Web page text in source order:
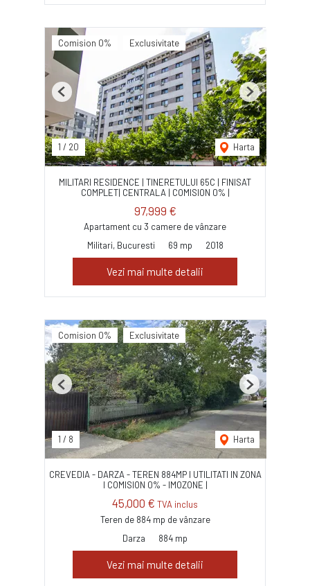
Comision 0% Exclusivitate
1 / 20 Harta
Previous Next
MILITARI RESIDENCE | TINERETULUI 65C | FINISAT
COMPLET| CENTRALA | COMISION 0% |
97,999 €
Apartament cu 3 camere de vânzare
Militari, Bucuresti
69 mp 2018
Vezi mai multe detalii
Comision 0% Exclusivitate
1 / 8 Harta
Previous Next
CREVEDIA - DARZA - TEREN 884MP I UTILITATI IN ZONA
I COMISION 0% - IMOZONE |
45,000 € TVA inclus
Teren de 884 mp de vânzare
Darza
884 mp
Vezi mai multe detalii